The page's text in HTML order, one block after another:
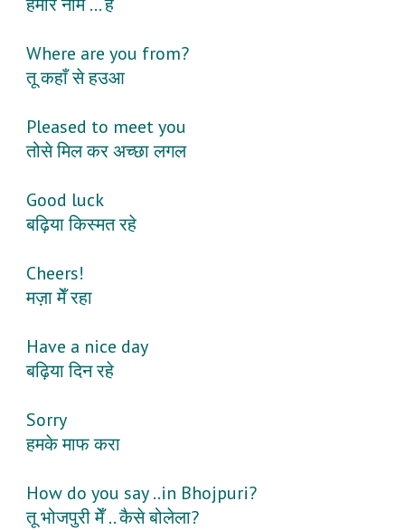
Where are you from?
तू कहाँ से हउआ
Pleased to meet you
तोसे मिल कर अच्छा लगल
Good luck
बढ़िया किस्मत रहे
Cheers!
मज़ा मेँ रहा
Have a nice day
बढ़िया दिन रहे
Sorry
हमके माफ करा
How do you say ..in Bhojpuri?
तू भोजपुरी मेँ .. कैसे बोलेला?